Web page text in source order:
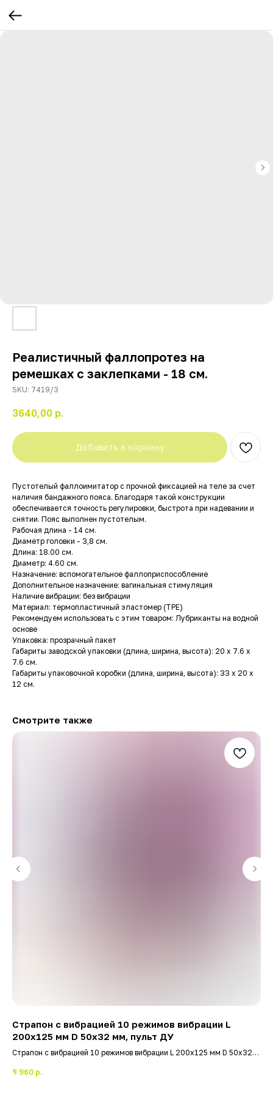
Реалистичный фаллопротез на
ремешках с заклепками - 18 см.
SKU: 7419/3
3640,00 р.
Добавить в корзину
Пустотелый фаллоимитатор с прочной фиксацией на теле за счет
наличия бандажного пояса. Благодаря такой конструкции
обеспечивается точность регулировки, быстрота при надевании и
снятии. Пояс выполнен пустотелым.
Рабочая длина - 14 см.
Диаметр головки - 3,8 см.
Длина: 18.00 см.
Диаметр: 4.60 см.
Назначение: вспомогательное фаллоприспособление
Дополнительное назначение: вагинальная стимуляция
Наличие вибрации: без вибрации
Материал: термопластичный эластомер (TPE)
Рекомендуем использовать с этим товаром: Лубриканты на водной
основе
Упаковка: прозрачный пакет
Габариты заводской упаковки (длина, ширина, высота): 20 x 7.6 x
7.6 см.
Габариты упаковочной коробки (длина, ширина, высота): 33 x 20 x
12 см.
Смотрите также
Страпон с вибрацией 10 режимов вибрации L
200x125 мм D 50x32 мм, пульт ДУ
Страпон с вибрацией 10 режимов вибрации L 200x125 мм D 50x32
8 960 р.